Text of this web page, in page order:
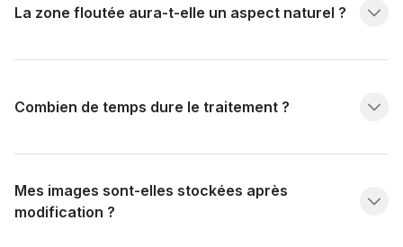
La zone floutée aura-t-elle un aspect naturel ?
Combien de temps dure le traitement ?
Mes images sont-elles stockées après
modification ?